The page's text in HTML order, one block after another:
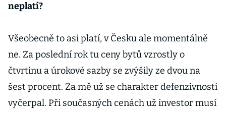
neplatí?
Všeobecně to asi platí, v Česku ale momentálně
ne. Za poslední rok tu ceny bytů vzrostly o
čtvrtinu a úrokové sazby se zvýšily ze dvou na
šest procent. Za mě už se charakter defenzivnosti
vyčerpal. Při současných cenách už investor musí